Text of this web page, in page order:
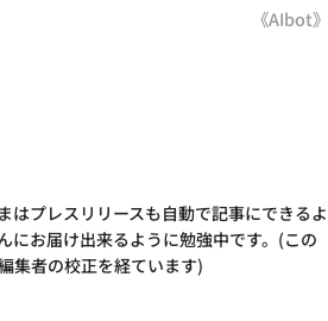
《AIbot》
はプレスリリースも自動で記事にできるよ
にお届け出来るように勉強中です。(この
集者の校正を経ています)